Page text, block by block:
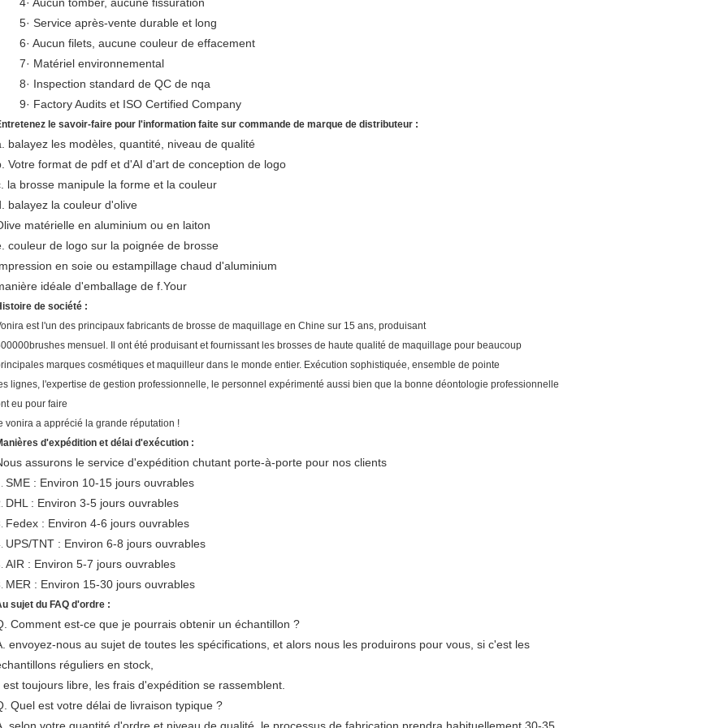
5· Service après-vente durable et long
6· Aucun filets, aucune couleur de effacement
7· Matériel environnemental
8· Inspection standard de QC de nqa
9· Factory Audits et ISO Certified Company
le savoir-faire pour l'information faite sur commande de marque de distributeur :
balayez les modèles, quantité, niveau de qualité
Votre format de pdf et d'AI d'art de conception de logo
la brosse manipule la forme et la couleur
balayez la couleur d'olive
matérielle en aluminium ou en laiton
couleur de logo sur la poignée de brosse
en soie ou estampillage chaud d'aluminium
idéale d'emballage de f.Your
de société :
est l'un des principaux fabricants de brosse de maquillage en Chine sur 15 ans, produisant
mensuel. Il ont été produisant et fournissant les brosses de haute qualité de maquillage pour beaucoup
marques cosmétiques et maquilleur dans le monde entier. Exécution sophistiquée, ensemble de pointe
lignes, l'expertise de gestion professionnelle, le personnel expérimenté aussi bien que la bonne déontologie professionnelle
eu pour faire
vonira a apprécié la grande réputation !
d'expédition et délai d'exécution :
assurons le service d'expédition chutant porte-à-porte pour nos clients
SME : Environ 10-15 jours ouvrables
DHL : Environ 3-5 jours ouvrables
Fedex : Environ 4-6 jours ouvrables
UPS/TNT : Environ 6-8 jours ouvrables
AIR : Environ 5-7 jours ouvrables
MER : Environ 15-30 jours ouvrables
sujet du FAQ d'ordre :
Comment est-ce que je pourrais obtenir un échantillon ?
envoyez-nous au sujet de toutes les spécifications, et alors nous les produirons pour vous, si c'est les
réguliers en stock,
est toujours libre, les frais d'expédition se rassemblent.
Quel est votre délai de livraison typique ?